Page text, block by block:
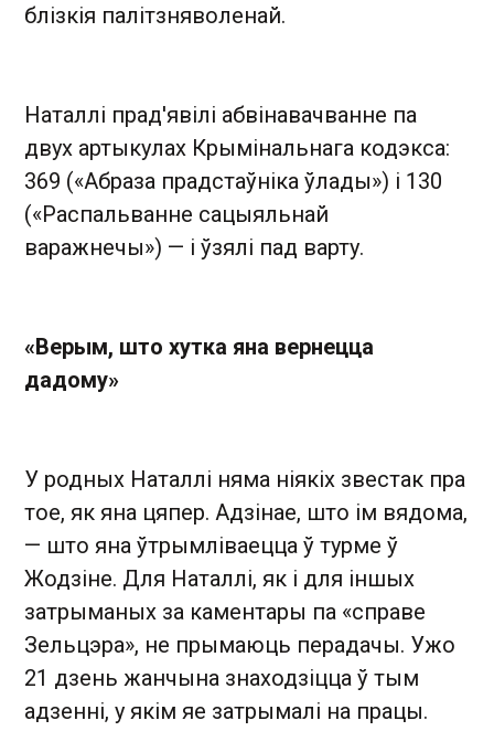
блізкія палітзняволенай.
Наталлі прад'явілі абвінавачванне па
двух артыкулах Крымінальнага кодэкса:
369 («Абраза прадстаўніка ўлады») і 130
(«Распальванне сацыяльнай
варажнечы») — і ўзялі пад варту.
«Верым, што хутка яна вернецца
дадому»
У родных Наталлі няма ніякіх звестак пра
тое, як яна цяпер. Адзінае, што ім вядома,
— што яна ўтрымліваецца ў турме ў
Жодзіне. Для Наталлі, як і для іншых
затрыманых за каментары па «справе
Зельцэра», не прымаюць перадачы. Ужо
21 дзень жанчына знаходзіцца ў тым
адзенні, у якім яе затрымалі на працы.